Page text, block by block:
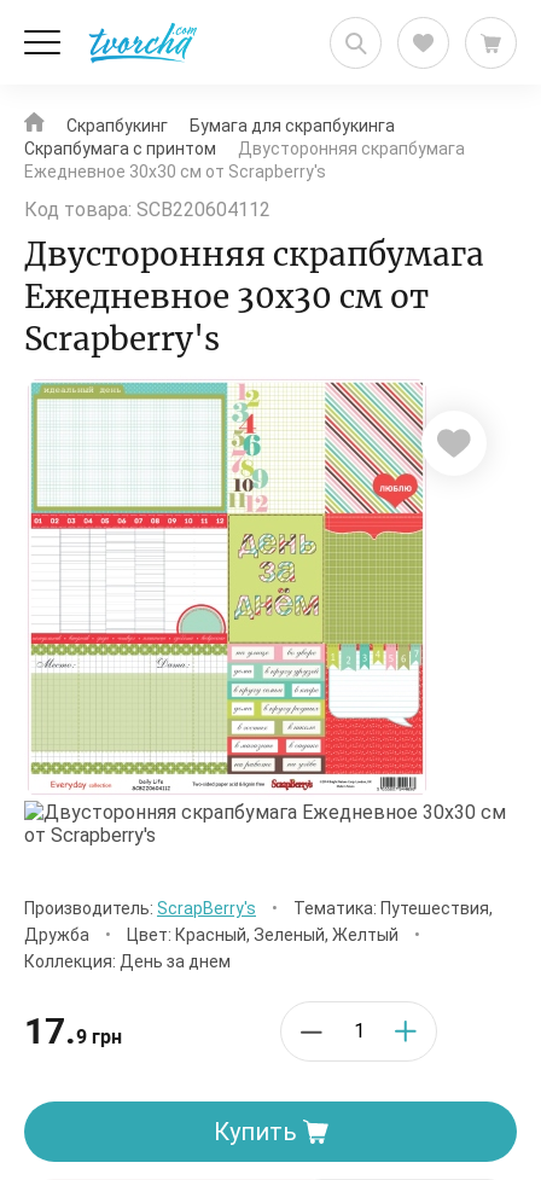
Скрапбукинг
Бумага для скрапбукинга
Скрапбумага с принтом
Двусторонняя скрапбумага
Ежедневное 30х30 см от Scrapberry's
Код товара: SCB220604112
Двусторонняя скрапбумага
Ежедневное 30х30 см от
Scrapberry's
Производитель: ScrapBerry's •
Тематика: Путешествия,
Дружба
• Цвет: Красный, Зеленый, Желтый
•
Коллекция: День за днем
17.9 грн
Купить